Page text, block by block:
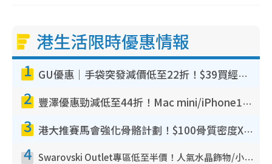
港生活限時優惠情報
1 GU優惠｜手袋突發減價低至22折！$39買經典波士頓包/餃子袋！飾物同步減價$29起！
2 豐澤優惠勁減低至44折！Mac mini/iPhone17Pro大減價！廚房家電$220起
3 港大推賽馬會強化骨骼計劃！$100骨質密度X光檢查 完成免費運動訓練送超市禮券！附參加資格
4 Swarovski Outlet專區低至半價！人氣水晶飾物/小擺設$138起！迪士尼款/水晶高跟鞋都有平